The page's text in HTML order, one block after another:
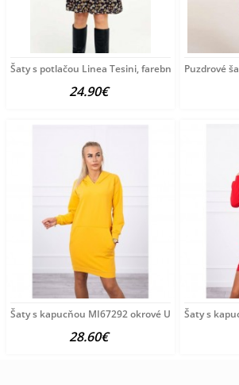
Šaty s potlačou Linea Tesini, farebné
24.90€
Puzdrové
Šaty s kapucňou MI67292 okrové Univerzálna
28.60€
Šaty s